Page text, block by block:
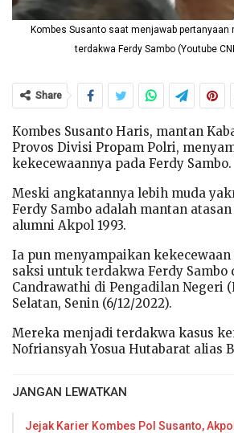
Kombes Susanto saat menjawab pertanyaan
terdakwa Ferdy Sambo (Youtube
Share
Kombes Susanto Haris, mantan
Provos Divisi Propam Polri,
kekecewaannya pada Ferdy Sambo.
Meski angkatannya lebih muda
Ferdy Sambo adalah mantan
alumni Akpol 1993.
Ia pun menyampaikan
saksi untuk terdakwa Ferdy Sambo
Candrawathi di Pengadilan Negeri
Selatan, Senin (6/12/2022).
Mereka menjadi terdakwa kasus
Nofriansyah Yosua Hutabarat alias
JANGAN LEWATKAN
Jejak Karier Kombes Pol Susanto,